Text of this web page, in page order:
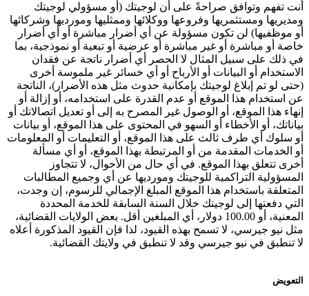
أنت تفهم وتوافق صراحةً على أن لوجيتك (أو مسؤولي لوجيتك
ومديريها ومستثمريها وفروعها ووكلائها وممثليها ومورديها وشركائها
أو موظفيها) لن تكون مسؤولة عن أي أضرار مباشرة أو أي أضرار
خاصة أو مباشرة أو غير مباشرة أو عرضية أو تبعية أو نموذجية، بما
في ذلك على سبيل المثال لا الحصر أي أضرار ناتجة عن فقدان
الاستخدام أو البيانات أو الأرباح أو أي خسائر غير ملموسة أخرى
(حتى لو تم إبلاغ لوجيتك بإمكانية حدوث مثل هذه الأضرار)، الناتجة
عن استخدام هذا الموقع أو عدم القدرة على استخدامه، أو إزالة أو
إنهاء هذا الموقع، أو الوصول غير المصرح به إلى أو تعديل اتصالاتك أو
بياناتك، أو الأخطاء أو السهو في المحتوى على هذا الموقع، أو بيانات
أو سلوك أي طرف ثالث على هذا الموقع، أو التعليمات أو المعلومات
أو الخدمات المقدمة من أو المرتبطة بهذا الموقع، أو أي مسألة
أخرى تتعلق بهذا الموقع. في أي حال من الأحوال، لا تتجاوز
المسؤولية التراكمية للوجيتك ومورديها عن أي وجميع المطالبات
المتعلقة باستخدام هذا الموقع المبلغ الإجمالي للرسوم، إن وجدت،
التي دفعتها إلى لوجيتك خلال السنة السابقة للخدمة المحددة
المعنية، أو 100.00 دولار، أي المبلغين أقل. بعض الولايات القضائية،
مثل نيو جيرسي، لا تسمح بهذه القيود، لذا فإن القيود المذكورة أعلاه
لا تنطبق في نيو جيرسي وقد لا تنطبق في ولايتك القضائية.
التعويض